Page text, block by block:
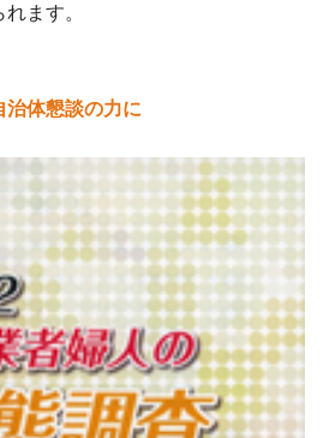
ます。
体懇談の力に